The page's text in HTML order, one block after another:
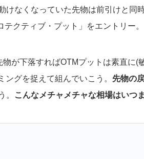
なくなっていた先物は前引けと同
テクティブ・プット」をエントリー。
が下落すればOTMプットは素直に(
ングを捉えて組んでいこう。 先物の
。
こんなメチャメチャな相場はいつ